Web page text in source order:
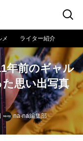
メ ライター紹介
年前のギャル
思い出写真
na-na編集部